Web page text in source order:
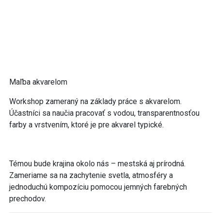
Maľba akvarelom
Workshop zameraný na základy práce s akvarelom.
Účastníci sa naučia pracovať s vodou, transparentnosťou
farby a vrstvením, ktoré je pre akvarel typické.
Témou bude krajina okolo nás – mestská aj prírodná.
Zameriame sa na zachytenie svetla, atmosféry a
jednoduchú kompozíciu pomocou jemných farebných
prechodov.